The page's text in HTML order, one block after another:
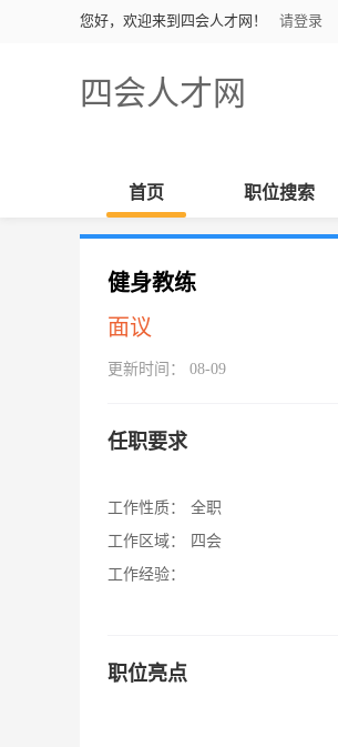
您好，欢迎来到四会人才网！ 请登录
四会人才网
首页 职位搜索
健身教练
面议
更新时间： 08-09
任职要求
工作性质：
全职
工作区域：
四会
工作经验：
职位亮点